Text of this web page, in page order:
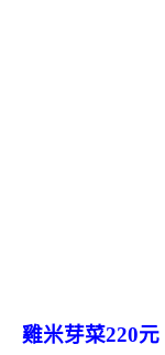
雞米芽菜220元